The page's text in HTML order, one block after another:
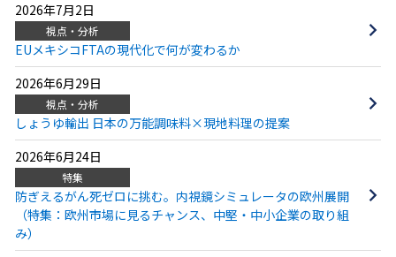
2026年7月2日
視点・分析
EUメキシコFTAの現代化で何が変わるか
2026年6月29日
視点・分析
しょうゆ輸出 日本の万能調味料×現地料理の提案
2026年6月24日
特集
防ぎえるがん死ゼロに挑む。内視鏡シミュレータの欧州展開
（特集：欧州市場に見るチャンス、中堅・中小企業の取り組
み）